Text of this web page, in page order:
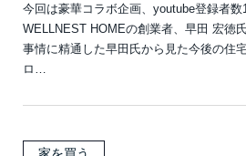
今回は豪華コラボ企画、youtube登録者
WELLNEST HOMEの創業者、早田 宏徳
事情に精通した早田氏から見た今後の住
ロ…
家を買う